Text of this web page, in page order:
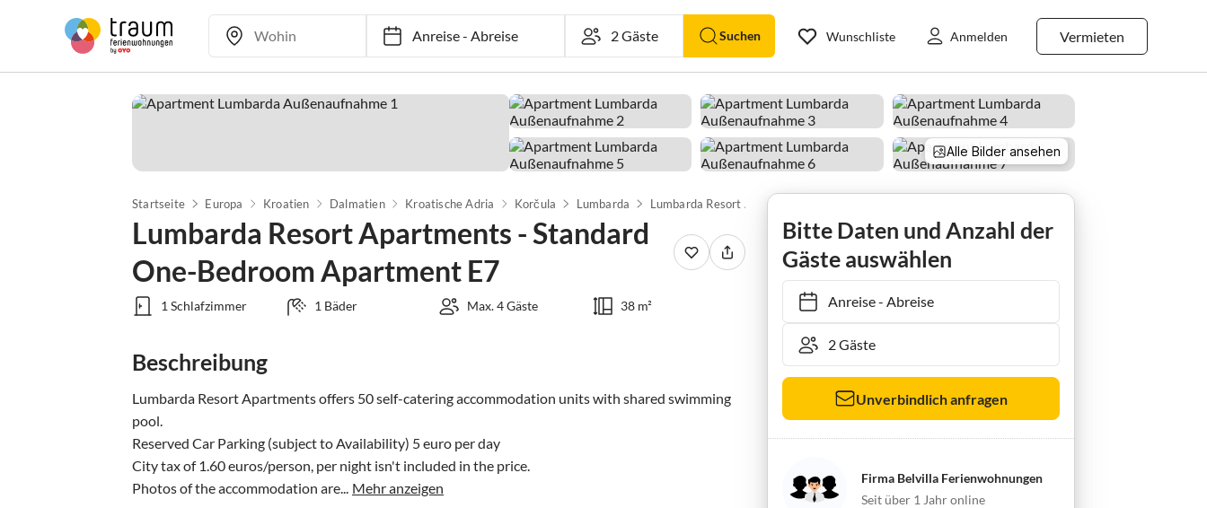
Anreise-Abreise Suchen Vermieten
Wunschliste Anmelden
Alle Bilder ansehen
Startseite Europa Kroatien Dalmatien Kroatische Adria Korčula Lumbarda
Lumbarda Resort Apartments - Standard
One-Bedroom Apartment E7
1 Schlafzimmer 1 Bäder Max. 4 Gäste 38 m²
Beschreibung
Lumbarda Resort Apartments offers 50 self-catering accommodation units with shared swimming
pool.
Reserved Car Parking (subject to Availability) 5 euro per day
City tax of 1.60 euros/person, per night isn't included in the price.
Photos of the accommodation are... Mehr anzeigen
Bitte Daten und Anzahl der
Gäste auswählen
Anreise- Abreise
Unverbindlich anfragen
Firma Belvilla Ferienwohnungen
Seit über 1 Jahr online